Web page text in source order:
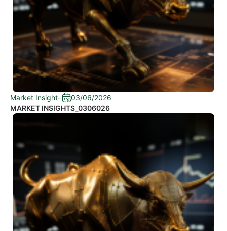
Market Insight-
03/06/2026
MARKET INSIGHTS_0306026